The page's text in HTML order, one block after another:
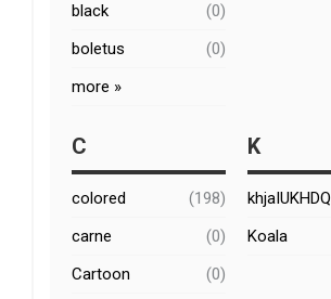
black
(0)
boletus
(0)
more »
C
colored
(198)
carne
(0)
Cartoon
(0)
K
khjaIUKHDQ
Koala